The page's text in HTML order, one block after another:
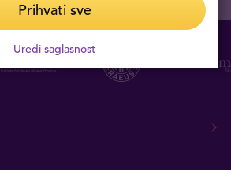
Prihvati sve
Uredi saglasnost